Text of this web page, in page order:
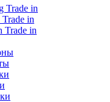
Trade in
in
Trade in